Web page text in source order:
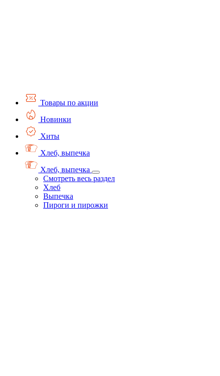
Товары по акции
Новинки
Хиты
Хлеб, выпечка
Хлеб, выпечка
Смотреть весь раздел
Хлеб
Выпечка
Пироги и пирожки